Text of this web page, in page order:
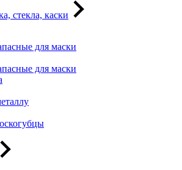
стекла, каски
для маски
для маски